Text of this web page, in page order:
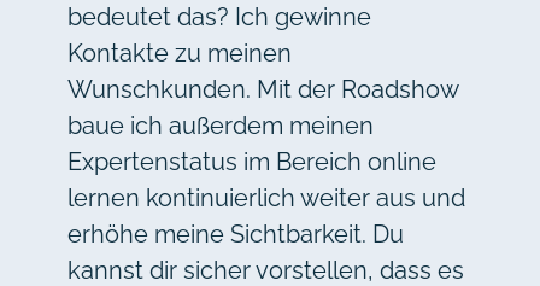
bedeutet das? Ich gewinne
Kontakte zu meinen
Wunschkunden. Mit der Roadshow
baue ich außerdem meinen
Expertenstatus im Bereich online
lernen kontinuierlich weiter aus und
erhöhe meine Sichtbarkeit. Du
kannst dir sicher vorstellen, dass es